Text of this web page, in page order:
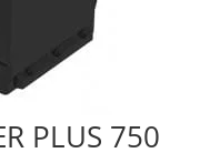
PLUS 750